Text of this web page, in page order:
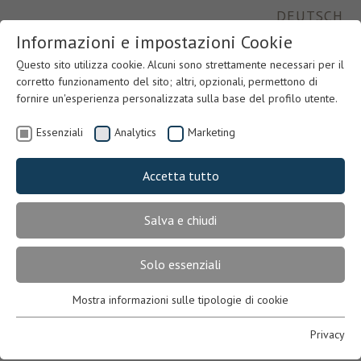
DEUTSCH
Previous
Informazioni e impostazioni Cookie
Questo sito utilizza cookie. Alcuni sono strettamente necessari per il
corretto funzionamento del sito; altri, opzionali, permettono di
fornire un'esperienza personalizzata sulla base del profilo utente.
Essenziali Analytics Marketing
Accetta tutto
Salva e chiudi
Solo essenziali
Essenziali
Necessari per il corretto funzionamento del sito. In mancanza,
Mostra informazioni sulle tipologie di cookie
Privacy